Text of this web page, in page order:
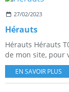
27/02/2023
Hérauts
Hérauts Hérauts
de mon site, pour
EN SAVOIR PLUS